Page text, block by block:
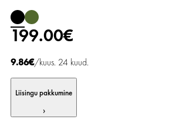
199.00€
9.86€/kuus. 24 kuud.
Liisingu pakkumine
›